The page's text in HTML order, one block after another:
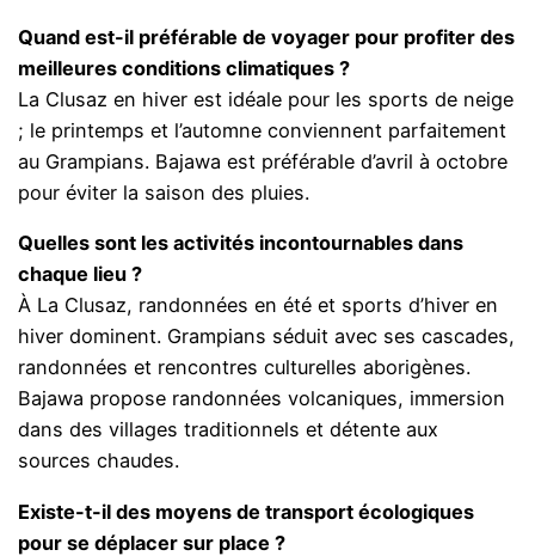
Quand est-il préférable de voyager pour profiter des
meilleures conditions climatiques ?
La Clusaz en hiver est idéale pour les sports de neige
; le printemps et l’automne conviennent parfaitement
au Grampians. Bajawa est préférable d’avril à octobre
pour éviter la saison des pluies.
Quelles sont les activités incontournables dans
chaque lieu ?
À La Clusaz, randonnées en été et sports d’hiver en
hiver dominent. Grampians séduit avec ses cascades,
randonnées et rencontres culturelles aborigènes.
Bajawa propose randonnées volcaniques, immersion
dans des villages traditionnels et détente aux
sources chaudes.
Existe-t-il des moyens de transport écologiques
pour se déplacer sur place ?